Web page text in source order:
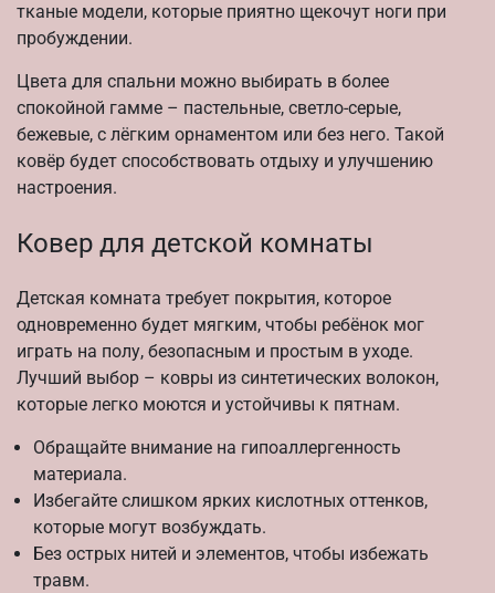
тканые модели, которые приятно щекочут ноги при
пробуждении.
Цвета для спальни можно выбирать в более
спокойной гамме – пастельные, светло-серые,
бежевые, с лёгким орнаментом или без него. Такой
ковёр будет способствовать отдыху и улучшению
настроения.
Ковер для детской комнаты
Детская комната требует покрытия, которое
одновременно будет мягким, чтобы ребёнок мог
играть на полу, безопасным и простым в уходе.
Лучший выбор – ковры из синтетических волокон,
которые легко моются и устойчивы к пятнам.
Обращайте внимание на гипоаллергенность
материала.
Избегайте слишком ярких кислотных оттенков,
которые могут возбуждать.
Без острых нитей и элементов, чтобы избежать
травм.